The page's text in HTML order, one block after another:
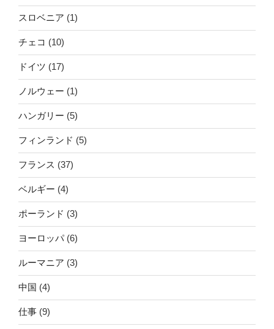
スロベニア (1)
チェコ (10)
ドイツ (17)
ノルウェー (1)
ハンガリー (5)
フィンランド (5)
フランス (37)
ベルギー (4)
ポーランド (3)
ヨーロッパ(6)
ルーマニア (3)
中国 (4)
仕事 (9)